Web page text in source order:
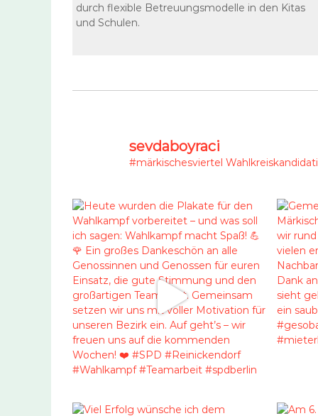
durch flexible Betreuungsmodelle in den Kitas
und Schulen.
sevdaboyraci
#märkischesviertel